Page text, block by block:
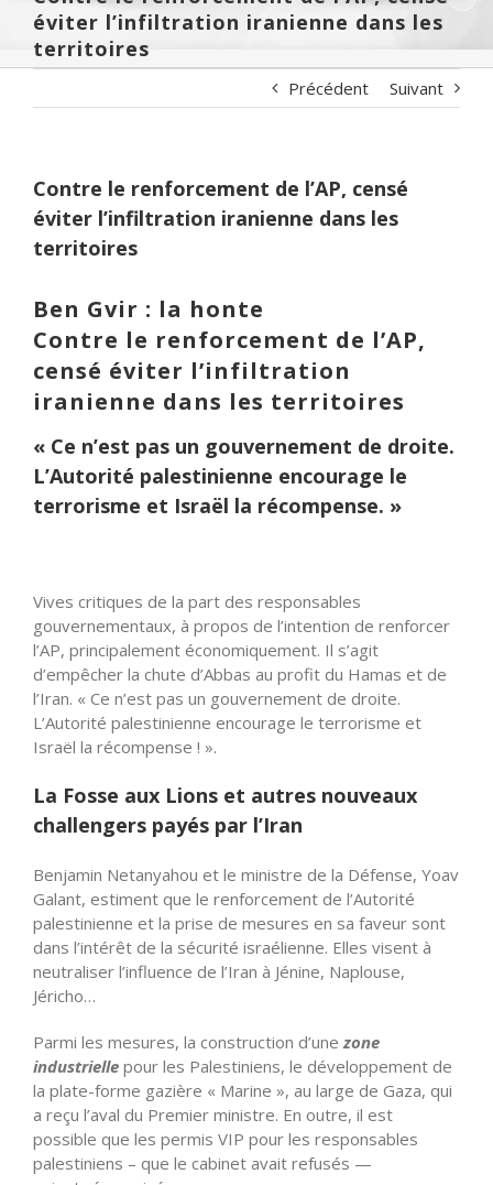
éviter l’infiltration iranienne dans les
territoires
Précédent Suivant
Contre le renforcement de l’AP, censé
éviter l’infiltration iranienne dans les
territoires
Ben Gvir : la honte
Contre le renforcement de l’AP,
censé éviter l’infiltration
iranienne dans les territoires
« Ce n’est pas un gouvernement de droite.
L’Autorité palestinienne encourage le
terrorisme et Israël la récompense. »
Vives critiques de la part des responsables
gouvernementaux, à propos de l’intention de renforcer
l’AP, principalement économiquement. Il s’agit
d’empêcher la chute d’Abbas au profit du Hamas et de
l’Iran. « Ce n’est pas un gouvernement de droite.
L’Autorité palestinienne encourage le terrorisme et
Israël la récompense ! ».
La Fosse aux Lions et autres nouveaux
challengers payés par l’Iran
Benjamin Netanyahou et le ministre de la Défense, Yoav
Galant, estiment que le renforcement de l’Autorité
palestinienne et la prise de mesures en sa faveur sont
dans l’intérêt de la sécurité israélienne. Elles visent à
neutraliser l’influence de l’Iran à Jénine, Naplouse,
Jéricho…
Parmi les mesures, la construction d’une zone
industrielle pour les Palestiniens, le développement de
la plate-forme gazière « Marine », au large de Gaza, qui
a reçu l’aval du Premier ministre. En outre, il est
possible que les permis VIP pour les responsables
palestiniens – que le cabinet avait refusés —